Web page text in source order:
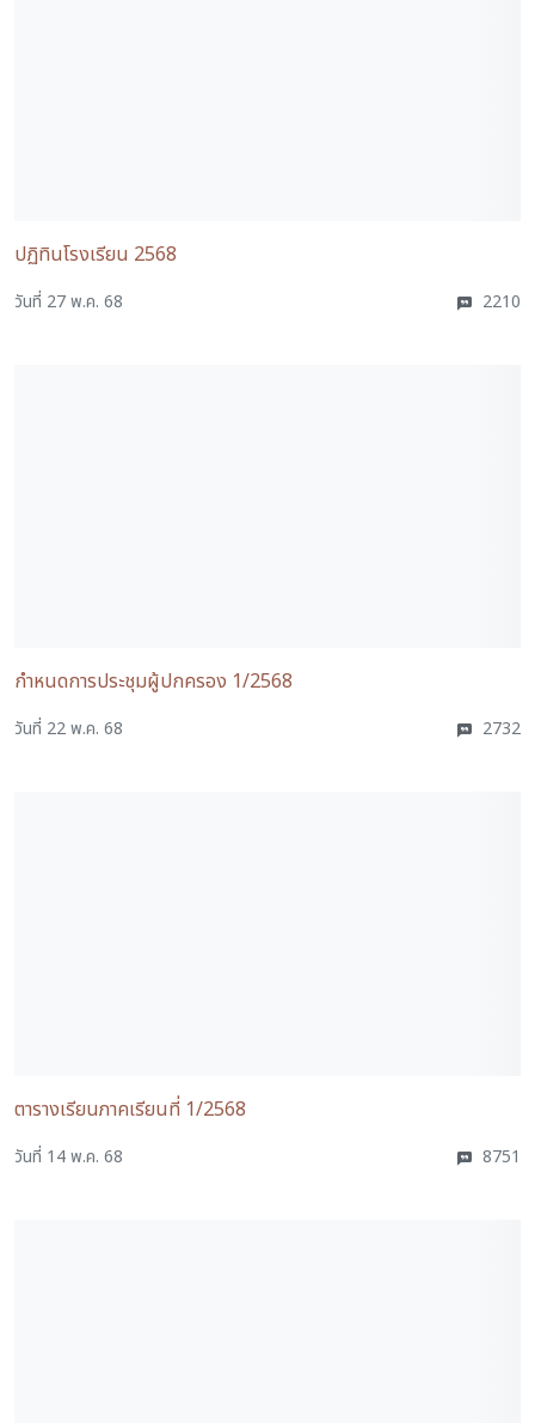
ปฏิทินโรงเรียน 2568
วันที่ 27 พ.ค. 68 2210
กำหนดการประชุมผู้ปกครอง 1/2568
วันที่ 22 พ.ค. 68 2732
ตารางเรียนภาคเรียนที่ 1/2568
วันที่ 14 พ.ค. 68 8751